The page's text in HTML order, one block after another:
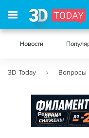
Новости
3D Today Вопросы
Реклама